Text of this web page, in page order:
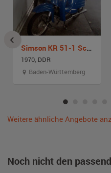
Simson KR 51-1 Schwalbe
1970, DDR
Baden-Württemberg
Weitere ähnliche Angebote
Noch nicht den